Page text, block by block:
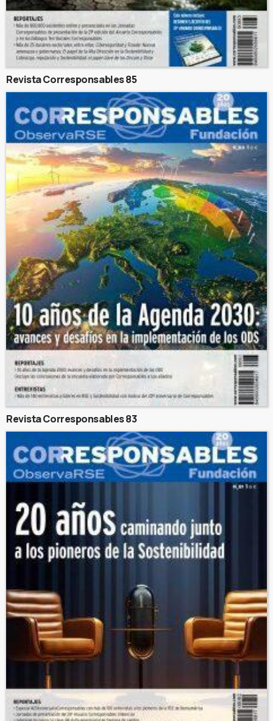
Revista Corresponsables 85
Revista Corresponsables 83